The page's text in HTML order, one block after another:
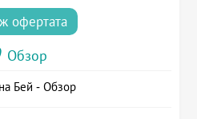
офертата
Обзор
Бей - Обзор